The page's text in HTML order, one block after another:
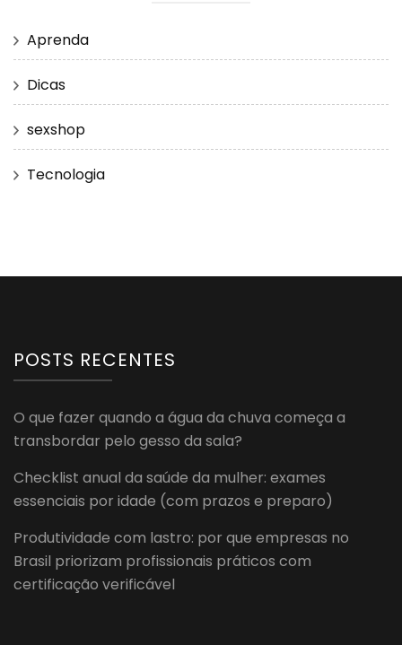
Aprenda
Dicas
sexshop
Tecnologia
POSTS RECENTES
O que fazer quando a água da chuva começa a
transbordar pelo gesso da sala?
Checklist anual da saúde da mulher: exames
essenciais por idade (com prazos e preparo)
Produtividade com lastro: por que empresas no
Brasil priorizam profissionais práticos com
certificação verificável